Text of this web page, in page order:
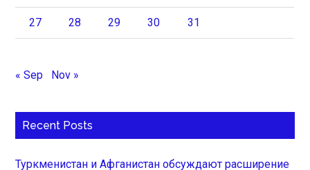
27 28 29 30 31
« Sep Nov »
Recent Posts
Туркменистан и Афганистан обсуждают расширение